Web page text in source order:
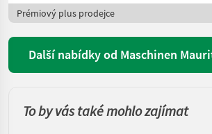
Prémiový plus prodejce
Další nabídky od Maschinen
To by vás také mohlo zajímat